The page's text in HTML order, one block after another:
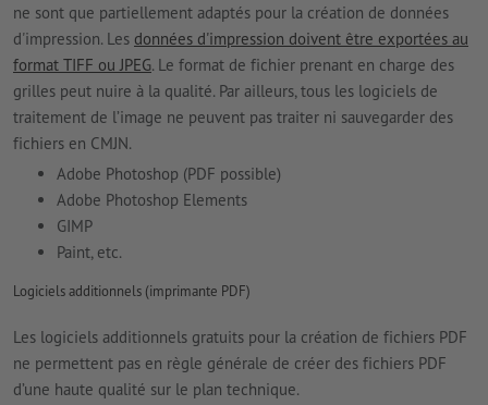
ne sont que partiellement adaptés pour la création de données
d'impression. Les données d'impression doivent être exportées au
format TIFF ou JPEG. Le format de fichier prenant en charge des
grilles peut nuire à la qualité. Par ailleurs, tous les logiciels de
traitement de l’image ne peuvent pas traiter ni sauvegarder des
fichiers en CMJN.
Adobe Photoshop (PDF possible)
Adobe Photoshop Elements
GIMP
Paint, etc.
Logiciels additionnels (imprimante PDF)
Les logiciels additionnels gratuits pour la création de fichiers PDF
ne permettent pas en règle générale de créer des fichiers PDF
d’une haute qualité sur le plan technique.